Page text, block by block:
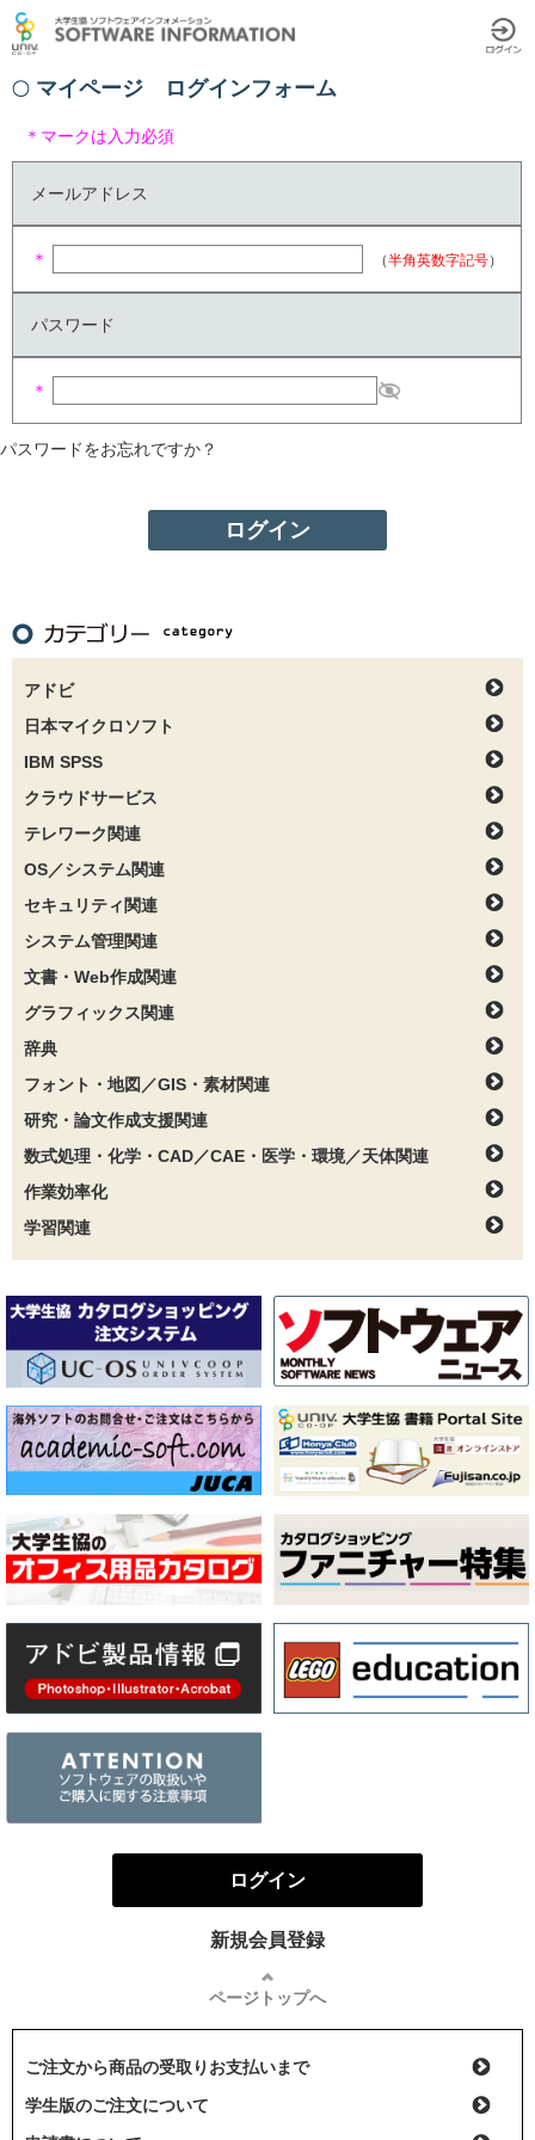
マイページ ログインフォーム
＊マークは入力必須
メールアドレス
＊ （半角英数字記号）
パスワード
＊
パスワードをお忘れですか？
アドビ
日本マイクロソフト
IBM SPSS
クラウドサービス
テレワーク関連
OS／システム関連
セキュリティ関連
システム管理関連
文書・Web作成関連
グラフィックス関連
辞典
フォント・地図／GIS・素材関連
研究・論文作成支援関連
数式処理・化学・CAD／CAE・医学・環境／天体関連
作業効率化
学習関連
ログイン
新規会員登録
ページトップへ
ご注文から商品の受取りお支払いまで
学生版のご注文について